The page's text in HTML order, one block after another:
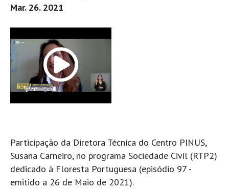
Mar. 26. 2021
Participação da Diretora Técnica do Centro PINUS,
Susana Carneiro, no programa Sociedade Civil (RTP2)
dedicado à Floresta Portuguesa (episódio 97 -
emitido a 26 de Maio de 2021).